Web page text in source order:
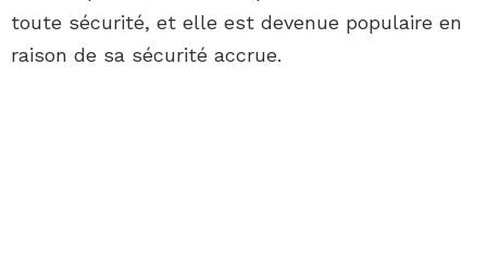
toute sécurité, et elle est devenue populaire en
raison de sa sécurité accrue.